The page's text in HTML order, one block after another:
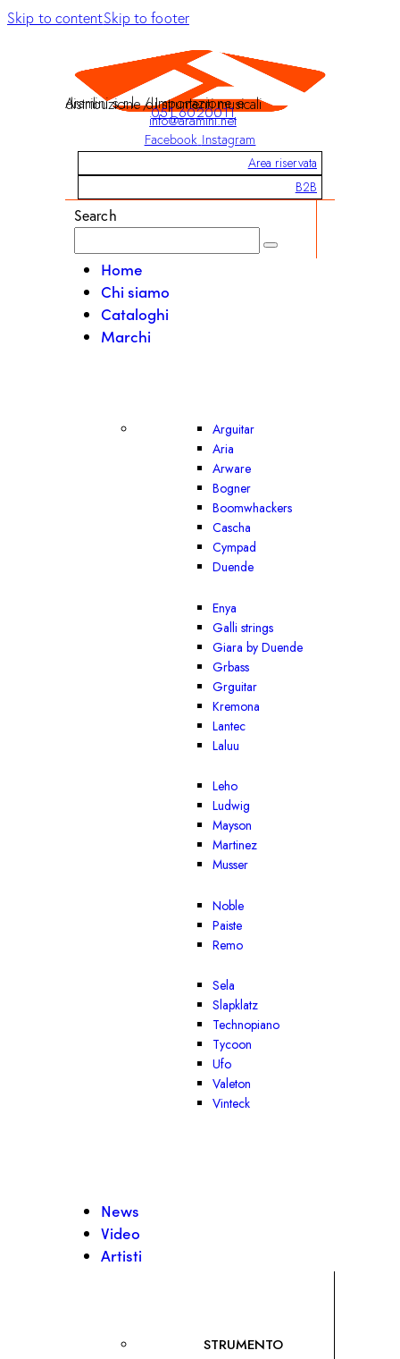
Skip to contentSkip to footer
Aramini s.r.l. / Importazione e distribuzione di strumenti musicali
051 6020011
info@aramini.net
Facebook Instagram
Area riservata
B2B
Search
Home
Chi siamo
Cataloghi
Marchi
Arguitar
Aria
Arware
Bogner
Boomwhackers
Cascha
Cympad
Duende
Enya
Galli strings
Giara by Duende
Grbass
Grguitar
Kremona
Lantec
Laluu
Leho
Ludwig
Mayson
Martinez
Musser
Noble
Paiste
Remo
Sela
Slapklatz
Technopiano
Tycoon
Ufo
Valeton
Vinteck
News
Video
Artisti
STRUMENTO